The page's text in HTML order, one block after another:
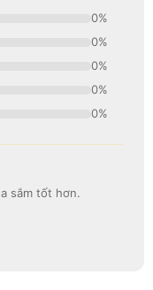
0%
0%
0%
0%
0%
sắm tốt hơn.